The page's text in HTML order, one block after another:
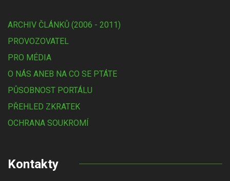
ARCHIV ČLÁNKŮ (2006 - 2011)
PROVOZOVATEL
PRO MÉDIA
O NÁS ANEB NA CO SE PTÁTE
PŮSOBNOST PORTÁLU
PŘEHLED ZKRATEK
OCHRANA SOUKROMÍ
Kontakty